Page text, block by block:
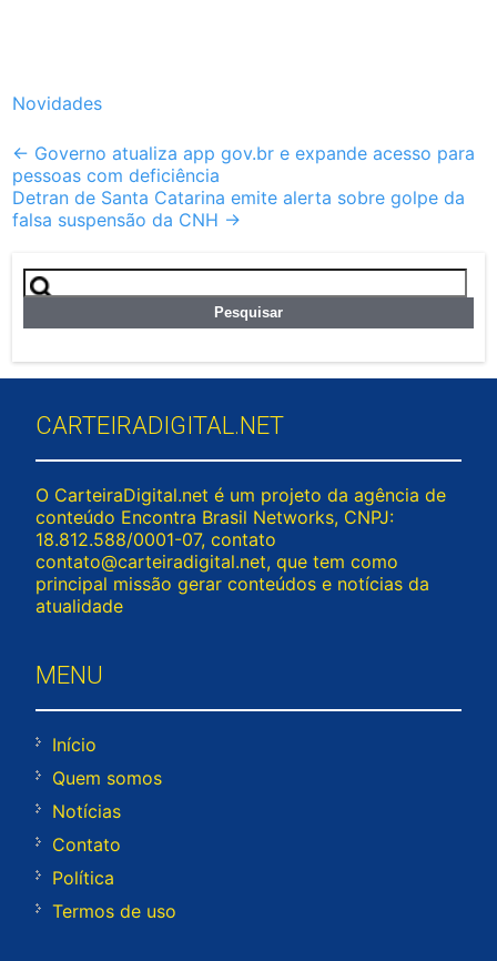
Novidades
Post
navigation
← Governo atualiza app gov.br e expande acesso para
pessoas com deficiência
Detran de Santa Catarina emite alerta sobre golpe da
falsa suspensão da CNH →
Pesquisar
por:
CARTEIRADIGITAL.NET
O CarteiraDigital.net é um projeto da agência de
conteúdo Encontra Brasil Networks, CNPJ:
18.812.588/0001-07, contato
contato@carteiradigital.net, que tem como
principal missão gerar conteúdos e notícias da
atualidade
MENU
Início
Quem somos
Notícias
Contato
Política
Termos de uso